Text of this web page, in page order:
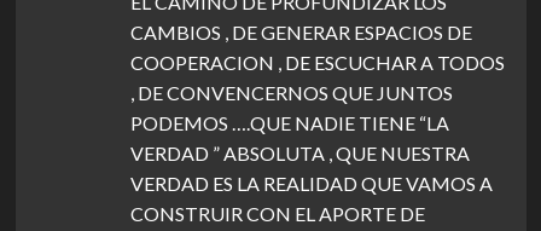
CAMBIOS , DE GENERAR ESPACIOS DE
COOPERACION , DE ESCUCHAR A TODOS
, DE CONVENCERNOS QUE JUNTOS
PODEMOS ….QUE NADIE TIENE “LA
VERDAD ” ABSOLUTA , QUE NUESTRA
VERDAD ES LA REALIDAD QUE VAMOS A
CONSTRUIR CON EL APORTE DE